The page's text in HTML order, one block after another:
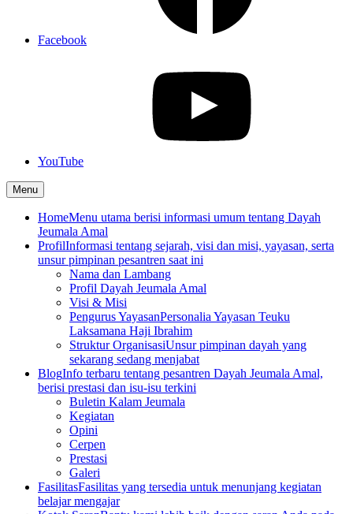
Facebook
YouTube
Menu
HomeMenu utama berisi informasi umum tentang Dayah
Jeumala Amal
ProfilInformasi tentang sejarah, visi dan misi, yayasan, serta
unsur pimpinan pesantren saat ini
Nama dan Lambang
Profil Dayah Jeumala Amal
Visi & Misi
Pengurus YayasanPersonalia Yayasan Teuku
Laksamana Haji Ibrahim
Struktur OrganisasiUnsur pimpinan dayah yang
sekarang sedang menjabat
BlogInfo terbaru tentang pesantren Dayah Jeumala Amal,
berisi prestasi dan isu-isu terkini
Buletin Kalam Jeumala
Kegiatan
Opini
Cerpen
Prestasi
Galeri
FasilitasFasilitas yang tersedia untuk menunjang kegiatan
belajar mengajar